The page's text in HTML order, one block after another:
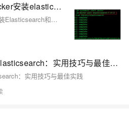
一文教会你如何通过Docker安装elasticsearch和kibana 【详细过程+图解】
这篇文章提供了通过Docker安装Elasticsearch和Kibana的详细过程和图解，包括下载镜像、创建和启动容器、处理可能遇到的启动失败情况（如权限不足和配置文件错误）、测试Elasticsearch和Kibana的连接，以及解决空间不足的问题。文章还特别指出了配置文件中空格的重要性以及环境变量中字母大小写的问题。
用 Python 优雅地玩转 Elasticsearch：实用技巧与最佳实践
：实用技巧与最佳实践